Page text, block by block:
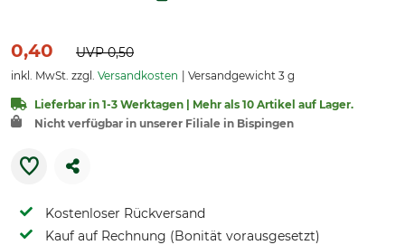
0,40 UVP0,50
inkl. MwSt. zzgl. Versandkosten Versandgewicht 3 g
Lieferbar in 1-3 Werktagen | Mehr als 10 Artikel auf Lager.
Nicht verfügbar in unserer Filiale in Bispingen
Kostenloser Rückversand
Kauf auf Rechnung (Bonität vorausgesetzt)